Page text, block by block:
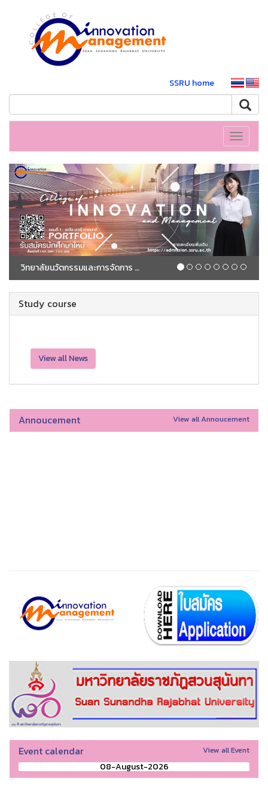
SSRU home
Toggle
วิทยาลัยนวัตกรรมและการจัดการ มหาวิทยาลัยราชภัฏสวนสุนันทา เปิดรับสมัครนักศึกษา ภาคปกติ ระดับปริญญาตรี ประจำปีการศึกษา 2565 (รอบที่ 1 Portfolio)
Study course
View all News
Annoucement View all Annoucement
Event calendar View all Event
08-August-2026